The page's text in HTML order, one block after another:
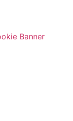
Banner